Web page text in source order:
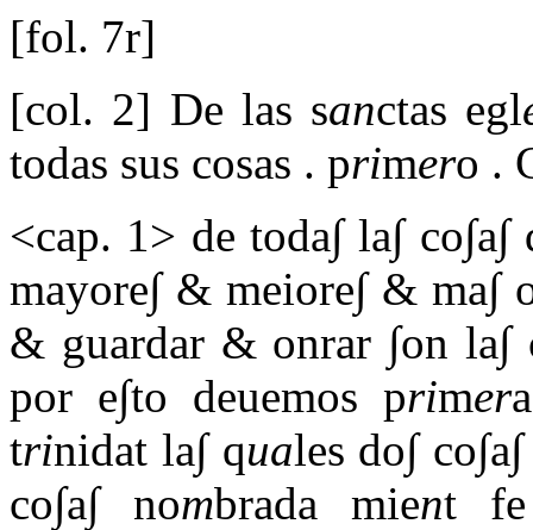
[fol. 7r]
[col. 2] De las sanctas egl
todas sus cosas . primero .
<cap. 1> de toda∫ la∫
mayore∫ & meiore∫ & ma∫
& guardar & onrar ∫on la∫
por e∫to deuemos primer
trinidat la∫ quales do∫
co∫a∫ nombrada mient